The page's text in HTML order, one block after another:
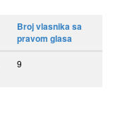
Broj vlasnika sa
pravom glasa
9